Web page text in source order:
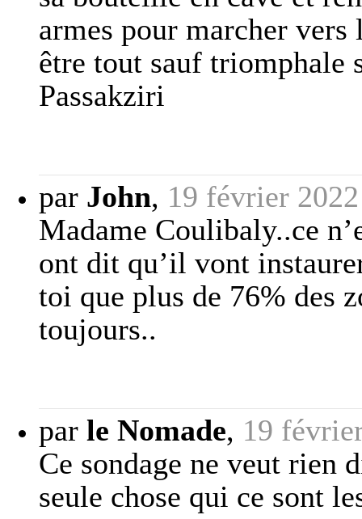
armes pour marcher
être tout sauf triomphale
Passakziri
par John, 19 février
Madame Coulibaly..ce
ont dit qu’il vont
toi que plus de 76% des
toujours..
par le Nomade, 19
Ce sondage ne veut rien
seule chose qui ce sont